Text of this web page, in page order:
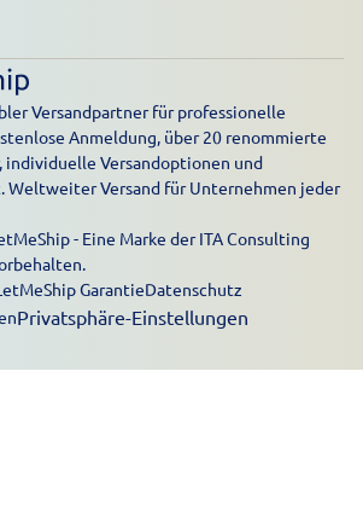
Versandpartner für professionelle
Anmeldung, über 20 renommierte
individuelle Versandoptionen und
Weltweiter Versand für Unternehmen jeder
- Eine Marke der ITA Consulting
GarantieDatenschutz
Privatsphäre-Einstellungen